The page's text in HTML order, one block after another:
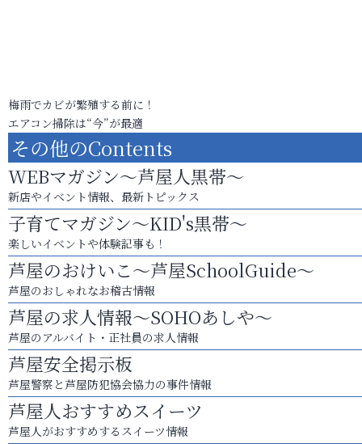
梅雨でカビが繁殖する前に！
エアコン掃除は“今”が最適
その他のContents
WEBマガジン～芦屋人黒帯～
新店やイベント情報、最新トピックス
子育てマガジン～KID's黒帯～
楽しいイベントや体験記事も！
芦屋のおけいこ～芦屋SchoolGuide～
芦屋のおしゃれなお稽古情報
芦屋の求人情報～SOHOあしや～
芦屋のアルバイト・正社員の求人情報
芦屋安全掲示板
芦屋警察と芦屋防犯協会協力の事件情報
芦屋人おすすめスイーツ
芦屋人がおすすめするスイーツ情報